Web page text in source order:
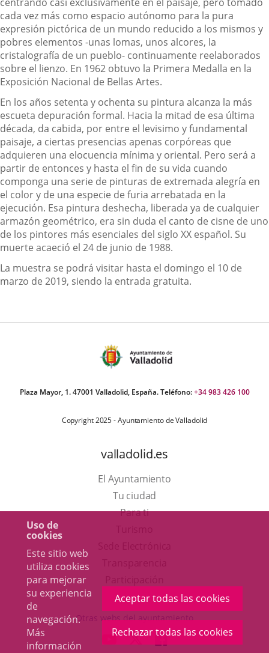
Uso de
cookies
Este sitio web
utiliza cookies
para mejorar
su experiencia
de
navegación.
Más
información
Aceptar todas las cookies
Rechazar todas las cookies
cada vez más como espacio autónomo para la pura
expresión pictórica de un mundo reducido a los mismos y
pobres elementos -unas lomas, unos alcores, la
cristalografía de un pueblo- continuamente reelaborados
sobre el lienzo. En 1962 obtuvo la Primera Medalla en la
Exposición Nacional de Bellas Artes.
En los años setenta y ochenta su pintura alcanza la más
escueta depuración formal. Hacia la mitad de esa última
década, da cabida, por entre el levisimo y fundamental
paisaje, a ciertas presencias apenas corpóreas que
adquieren una elocuencia mínima y oriental. Pero será a
partir de entonces y hasta el fin de su vida cuando
componga una serie de pinturas de extremada alegría en
el color y de una especie de furia arrebatada en la
ejecución. Esa pintura deshecha, liberada ya de cualquier
armazón geométrico, era sin duda el canto de cisne de uno
de los pintores más esenciales del siglo XX español. Su
muerte acaeció el 24 de junio de 1988.
La muestra se podrá visitar hasta el domingo el 10 de
marzo de 2019, siendo la entrada gratuita.
Plaza Mayor, 1. 47001 Valladolid, España. Teléfono:+34 983 426 100
Copyright 2025 - Ayuntamiento de Valladolid
valladolid.es
El Ayuntamiento
Tu ciudad
Para ti
en
una
ventana
nueva.
aplicación
externa.
Otras webs del ayuntamiento
ENLACEENLACEENLACE